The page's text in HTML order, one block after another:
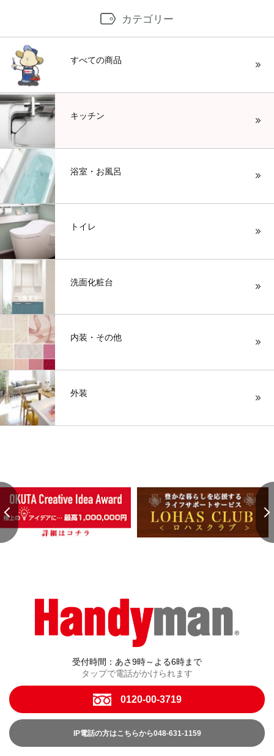
カテゴリー
すべての商品
キッチン
浴室・お風呂
トイレ
洗面化粧台
内装・その他
外装
受付時間：あさ9時～よる6時まで
タップで電話がかけられます
0120-00-3719
IP電話の方はこちらから048-631-1159